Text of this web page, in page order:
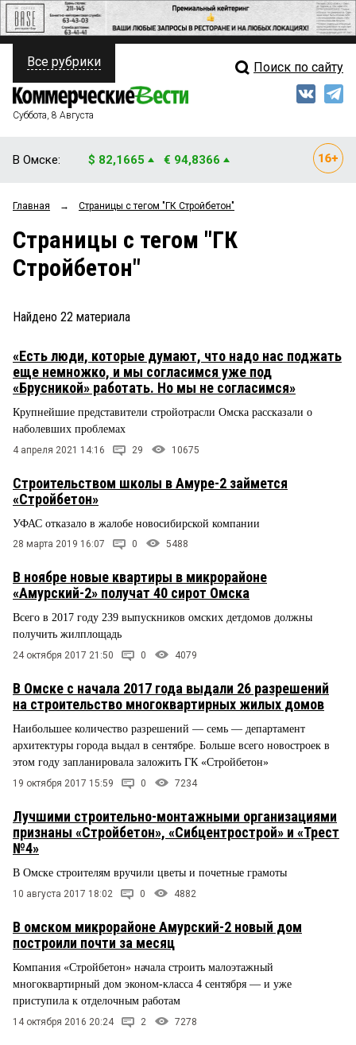
ПОЛИТИКА
ФИНАНСЫ
ОБЩЕСТВО
ЗАКОН
НОВОСТИ КОМПАНИЙ
ПРОИСШЕСТВИЯ
СТИЛЬ ЖИЗНИ
Свежий выпуск
Мнения
Рейтинги
Все рубрики Поиск по сайту
Суббота, 8 Августа
В Омске: $ 82,1665 € 94,8366
Главная → Страницы c тегом "ГК Стройбетон"
Страницы c тегом "ГК
Стройбетон"
Найдено 22 материала
«Есть люди, которые думают, что надо нас поджать
еще немножко, и мы согласимся уже под
«Брусникой» работать. Но мы не согласимся»
Крупнейшие представители стройотрасли Омска рассказали о
наболевших проблемах
4 апреля 2021 14:16 29 10675
Строительством школы в Амуре-2 займется
«Стройбетон»
УФАС отказало в жалобе новосибирской компании
28 марта 2019 16:07 0 5488
В ноябре новые квартиры в микрорайоне
«Амурский-2» получат 40 сирот Омска
Всего в 2017 году 239 выпускников омских детдомов должны
получить жилплощадь
24 октября 2017 21:50 0 4079
В Омске с начала 2017 года выдали 26 разрешений
на строительство многоквартирных жилых домов
Наибольшее количество разрешений — семь — департамент
архитектуры города выдал в сентябре. Больше всего новостроек в
этом году запланировала заложить ГК «Стройбетон»
19 октября 2017 15:59 0 7234
Лучшими строительно-монтажными организациями
признаны «Стройбетон», «Сибцентрострой» и «Трест
№4»
В Омске строителям вручили цветы и почетные грамоты
10 августа 2017 18:02 0 4882
В омском микрорайоне Амурский-2 новый дом
построили почти за месяц
Компания «Стройбетон» начала строить малоэтажный
многоквартирный дом эконом-класса 4 сентября — и уже
приступила к отделочным работам
14 октября 2016 20:24 2 7278